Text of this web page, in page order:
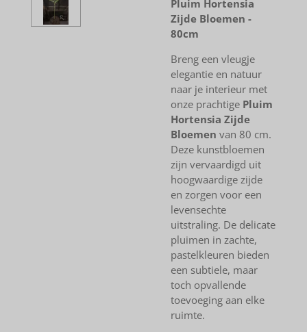
Pluim Hortensia
Zijde Bloemen -
80cm
Breng een vleugje
elegantie en natuur
naar je interieur met
onze prachtige Pluim
Hortensia Zijde
Bloemen van 80 cm.
Deze kunstbloemen
zijn vervaardigd uit
hoogwaardige zijde
en zorgen voor een
levensechte
uitstraling. De delicate
pluimen in zachte,
pastelkleuren bieden
een subtiele, maar
toch opvallende
toevoeging aan elke
ruimte.